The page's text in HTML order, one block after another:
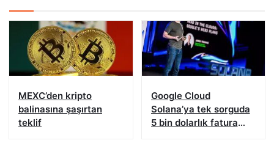
MEXC’den kripto
balinasına şaşırtan
teklif
Google Cloud
Solana’ya tek sorguda
5 bin dolarlık fatura